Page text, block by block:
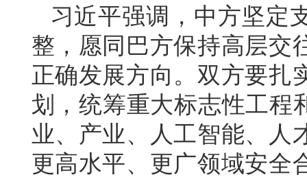
习近平强调，中方坚定
整，愿同巴方保持高层交
正确发展方向。双方要扎
划，统筹重大标志性工程
业、产业、人工智能、人
更高水平、更广领域安全